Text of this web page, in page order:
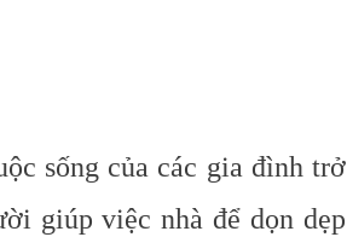
sống của các gia đình trở
giúp việc nhà để dọn dẹp